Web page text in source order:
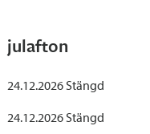
julafton
24.12.2026 Stängd
24.12.2026 Stängd